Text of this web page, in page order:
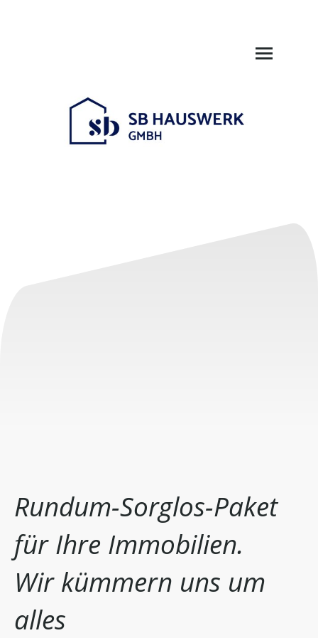
Rundum-Sorglos-Paket
für Ihre Immobilien.
Wir kümmern uns um
alles